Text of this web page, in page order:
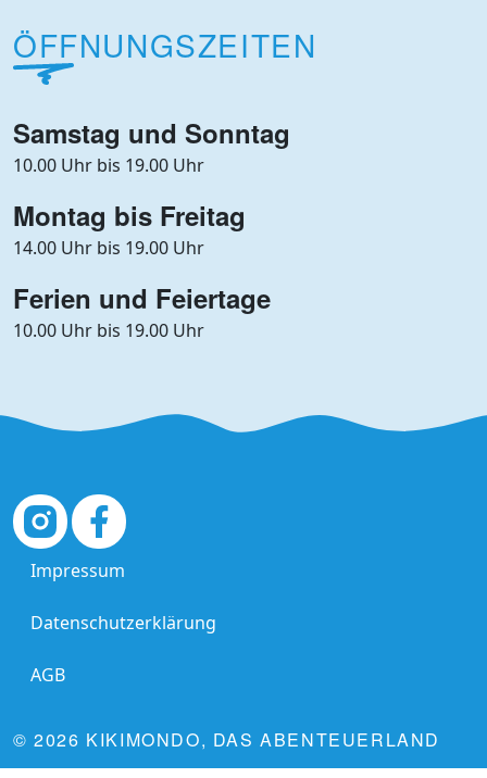
ÖFFNUNGSZEITEN
Samstag und Sonntag
10.00 Uhr bis 19.00 Uhr
Montag bis Freitag
14.00 Uhr bis 19.00 Uhr
Ferien und Feiertage
10.00 Uhr bis 19.00 Uhr
Impressum
Datenschutzerklärung
AGB
© 2026 KIKIMONDO, DAS ABENTEUERLAND